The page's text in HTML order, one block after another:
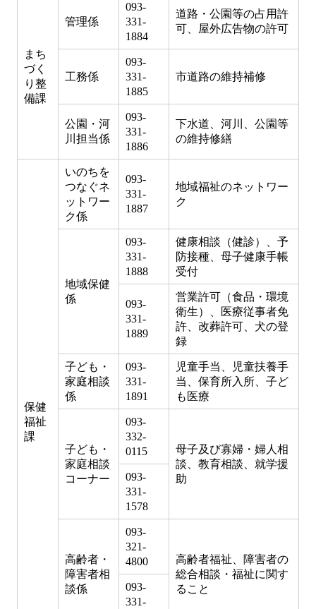
まち
づく
り整
備課
管理係
093-
331-
1884
道路・公園等の占用許
可、屋外広告物の許可
工務係
093-
331-
1885
市道路の維持補修
公園・河
川担当係
093-
331-
1886
下水道、河川、公園等
の維持修繕
保健
福祉
課
いのちを
つなぐネ
ットワー
ク係
093-
331-
1887
地域福祉のネットワー
ク
地域保健
係
093-
331-
1888
健康相談（健診）、予
防接種、母子健康手帳
受付
093-
331-
1889
営業許可（食品・環境
衛生）、医療従事者免
許、改葬許可、犬の登
録
子ども・
家庭相談
係
093-
331-
1891
児童手当、児童扶養手
当、保育所入所、子ど
も医療
子ども・
家庭相談
コーナー
093-
332-
0115
母子及び寡婦・婦人相
談、教育相談、就学援
助
093-
331-
1578
高齢者・
障害者相
談係
093-
321-
4800
高齢者福祉、障害者の
総合相談・福祉に関す
ること
093-
331-